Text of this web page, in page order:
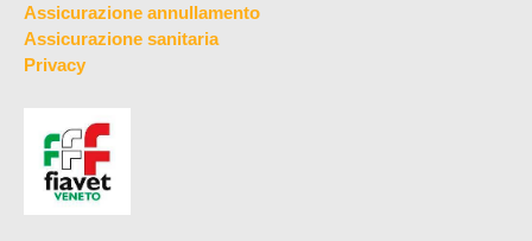
Assicurazione annullamento
Assicurazione sanitaria
Privacy